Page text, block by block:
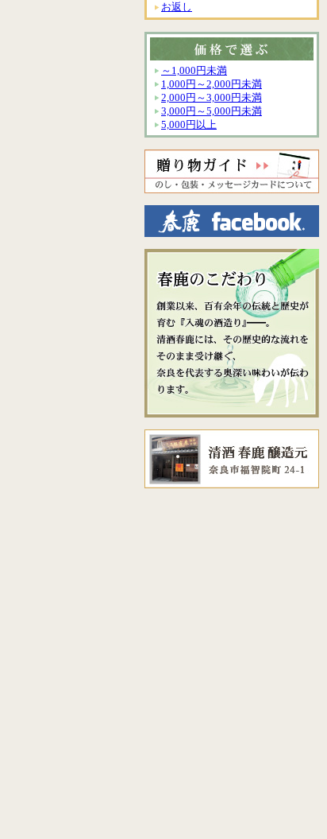
お返し
～1,000円未満
1,000円～2,000円未満
2,000円～3,000円未満
3,000円～5,000円未満
5,000円以上